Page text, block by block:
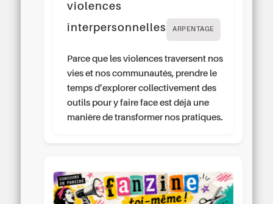
violences
interpersonnelles
ARPENTAGE
Parce que les violences traversent nos
vies et nos communautés, prendre le
temps d’explorer collectivement des
outils pour y faire face est déjà une
manière de transformer nos pratiques.